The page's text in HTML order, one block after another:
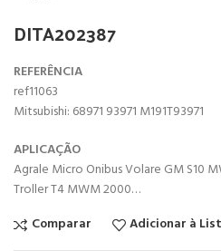
DITA202387
REFERÊNCIA
ref11063
Mitsubishi: 68971 93971 M191T93971
APLICAÇÃO
Agrale Micro Onibus Volare GM S10
Troller T4 MWM 2000…
Comparar
Adicionar à